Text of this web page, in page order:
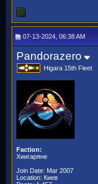
07-13-2024, 06:38 AM
Pandorazero
Higara 15th Fleet
Faction:
Хиигаряне
Join Date: Mar 2007
Location: Киев